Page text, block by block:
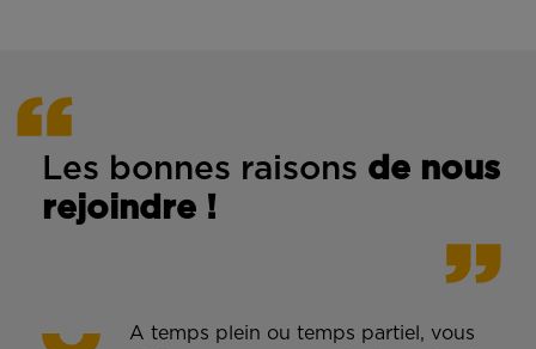
Les bonnes raisons de nous
rejoindre !
A temps plein ou temps partiel, vous